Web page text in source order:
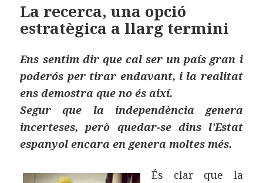
k x
La recerca, una opció
estratègica a llarg termini
Ens sentim dir que cal ser un país gran i
poderós per tirar endavant, i la realitat
ens demostra que no és així.
Segur que la independència genera
incerteses, però quedar-se dins l’Estat
espanyol encara en genera moltes més.
És clar que la